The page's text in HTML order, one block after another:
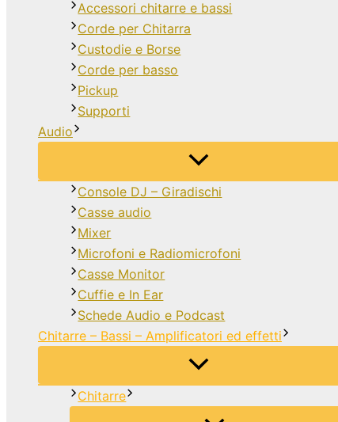
Accessori chitarre e bassi
Corde per Chitarra
Custodie e Borse
Corde per basso
Pickup
Supporti
Audio
Console DJ – Giradischi
Casse audio
Mixer
Microfoni e Radiomicrofoni
Casse Monitor
Cuffie e In Ear
Schede Audio e Podcast
Chitarre – Bassi – Amplificatori ed effetti
Chitarre